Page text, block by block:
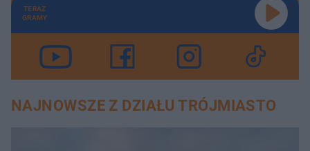
TERAZ
GRAMY
NAJNOWSZE Z DZIAŁU TRÓJMIASTO